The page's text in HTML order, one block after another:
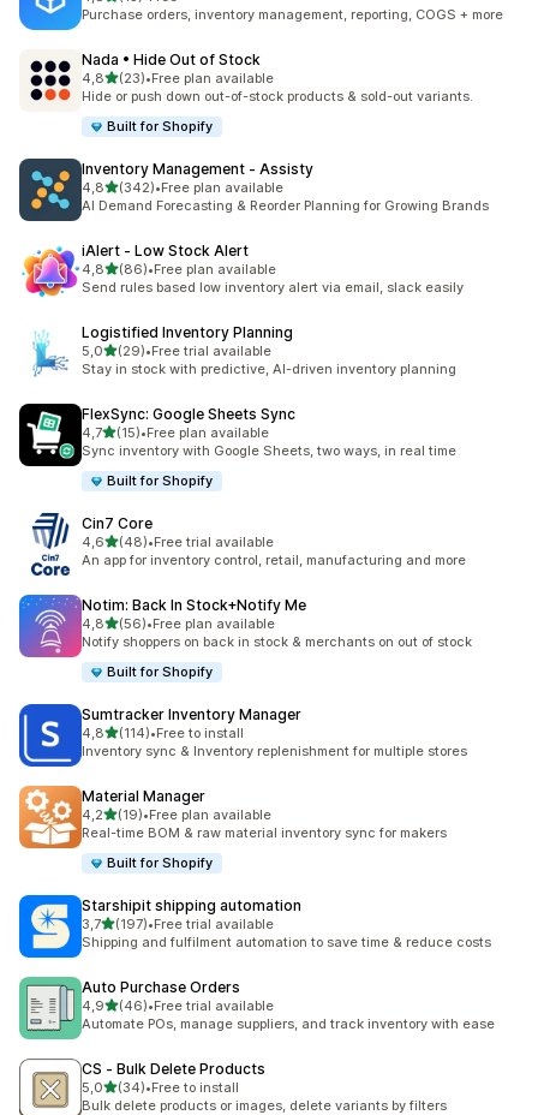
Łączna liczba recenzji: 13
Purchase orders, inventory management, reporting, COGS + more
Nada • Hide Out of Stock
4,8na 5 gwiazdek
(23)
Łączna liczba recenzji: 23
•Free plan available
Hide or push down out-of-stock products & sold-out variants.
Built for Shopify
Inventory Management ‑ Assisty
4,8na 5 gwiazdek
(342)
Łączna liczba recenzji: 342
•Free plan available
AI Demand Forecasting & Reorder Planning for Growing Brands
iAlert ‑ Low Stock Alert
4,8na 5 gwiazdek
(86)
Łączna liczba recenzji: 86
•Free plan available
Send rules based low inventory alert via email, slack easily
Logistified Inventory Planning
5,0na 5 gwiazdek
(29)
Łączna liczba recenzji: 29
•Free trial available
Stay in stock with predictive, AI-driven inventory planning
FlexSync: Google Sheets Sync
4,7na 5 gwiazdek
(15)
Łączna liczba recenzji: 15
•Free plan available
Sync inventory with Google Sheets, two ways, in real time
Built for Shopify
Cin7 Core
4,6na 5 gwiazdek
(48)
Łączna liczba recenzji: 48
•Free trial available
An app for inventory control, retail, manufacturing and more
Notim: Back In Stock+Notify Me
4,8na 5 gwiazdek
(56)
Łączna liczba recenzji: 56
•Free plan available
Notify shoppers on back in stock & merchants on out of stock
Built for Shopify
Sumtracker Inventory Manager
4,8na 5 gwiazdek
(114)
Łączna liczba recenzji: 114
•Free to install
Inventory sync & Inventory replenishment for multiple stores
Material Manager
4,2na 5 gwiazdek
(19)
Łączna liczba recenzji: 19
•Free plan available
Real-time BOM & raw material inventory sync for makers
Built for Shopify
Starshipit shipping automation
3,7na 5 gwiazdek
(197)
Łączna liczba recenzji: 197
•Free trial available
Shipping and fulfilment automation to save time & reduce costs
Auto Purchase Orders
4,9na 5 gwiazdek
(46)
Łączna liczba recenzji: 46
•Free trial available
Automate POs, manage suppliers, and track inventory with ease
CS ‑ Bulk Delete Products
5,0na 5 gwiazdek
(34)
Łączna liczba recenzji: 34
•Free to install
Bulk delete products or images, delete variants by filters